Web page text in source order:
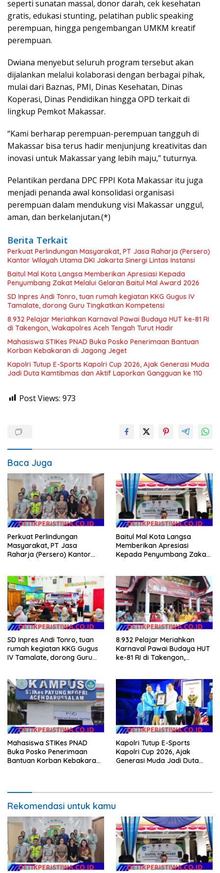
seperti sunatan massal, donor darah, cek kesehatan
gratis, edukasi stunting, pelatihan public speaking
perempuan, hingga pengembangan UMKM kreatif
perempuan.
Dwiana menyebut seluruh program tersebut akan
dijalankan melalui kolaborasi dengan berbagai pihak,
mulai dari Baznas, PMI, Dinas Kesehatan, Dinas
Koperasi, Dinas Pendidikan hingga OPD terkait di
lingkup Pemkot Makassar.
“Kami berharap perempuan-perempuan tangguh di
Makassar bisa terus hadir menjunjung kreativitas dan
inovasi untuk Makassar yang lebih maju,” tuturnya.
Pelantikan perdana DPC FPPI Kota Makassar itu juga
menjadi penanda awal konsolidasi organisasi
perempuan dalam mendukung visi Makassar unggul,
aman, dan berkelanjutan.(*)
Berita Terkait
Perkuat Perlindungan Masyarakat, PT Jasa Raharja (Persero)
Kantor Wilayah Utama DKI Jakarta Sinergi Lintas Instansi
Baitul Mal Kota Langsa Memberikan Apresiasi Kepada
Penyumbang Zakat Melalui Gelaran Baitul Mal Award 2026
SD Inpres Andi Tonro, tuan rumah kegiatan KKG Gugus IV
Tamalate, dorong Guru Tingkatkan Kompetensi
8.932 Pelajar Meriahkan Karnaval Pawai Budaya HUT ke-81 RI
di Takengon, Wakapolres Aceh Tengah Turut Hadir
Mahasiswa STIKes PNAD Buka Posko Penerimaan Bantuan
Korban Kebakaran di Jagong Jeget
Kapolri Tutup E-Sports Kapolri Cup 2026, Ajak Generasi Muda
Jadi Duta Kamtibmas dan Aktif Laporkan Gangguan ke 110
Post Views: 973
Baca Juga
Perkuat Perlindungan
Masyarakat, PT Jasa
Raharja (Persero) Kantor
Baitul Mal Kota Langsa
Memberikan Apresiasi
Kepada Penyumbang Zakat
SD Inpres Andi Tonro, tuan
rumah kegiatan KKG Gugus
IV Tamalate, dorong Guru
8.932 Pelajar Meriahkan
Karnaval Pawai Budaya HUT
ke-81 RI di Takengon,
Mahasiswa STIKes PNAD
Buka Posko Penerimaan
Bantuan Korban Kebakaran
Kapolri Tutup E-Sports
Kapolri Cup 2026, Ajak
Generasi Muda Jadi Duta
Rekomendasi untuk kamu